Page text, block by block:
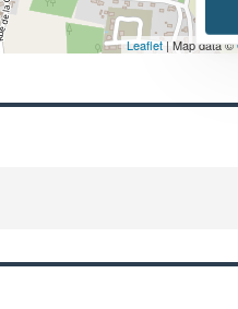
Leaflet| Map data ©